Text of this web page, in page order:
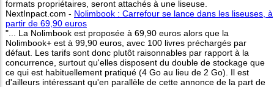
formats propriétaires, seront attachés à une liseuse.
NextInpact.com - Nolimbook : Carrefour se lance dans les liseuses, à
partir de 69,90 euros
"... La Nolimbook est proposée à 69,90 euros alors que la
Nolimbook+ est à 99,90 euros, avec 100 livres préchargés par
défaut. Les tarifs sont donc plutôt raisonnables par rapport à la
concurrence, surtout qu'elles disposent du double de stockage que
ce qui est habituellement pratiqué (4 Go au lieu de 2 Go). Il est
d'ailleurs intéressant qu'en parallèle de cette annonce de la part de